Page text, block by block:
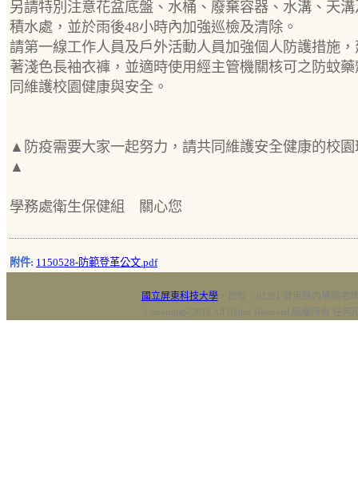
另請特別注意花盆底盤、水桶、廢棄容器、水溝、天
積水處，並於雨後48小時內加強巡檢及清除。
請第一線工作人員及戶外活動人員加強個人防護措施
著淺色長袖衣褲，並適時使用經主管機關核可之防蚊
同維護校園健康與安全。
▲防疫需要大家一起努力，請共同維護安全健康的校園
▲
學務處衛生保健組 關心您
附件: 1150528-防範登革公文.pdf
國立屏東科技大學‧校址：91201 屏東縣內埔鄉老